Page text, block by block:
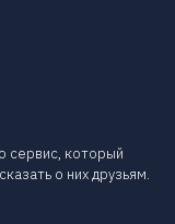
сервис, который
о них друзьям.